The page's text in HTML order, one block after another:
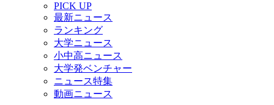
PICK UP
最新ニュース
ランキング
大学ニュース
小中高ニュース
大学発ベンチャー
ニュース特集
動画ニュース